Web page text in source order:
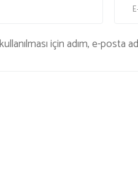
için adım, e-posta